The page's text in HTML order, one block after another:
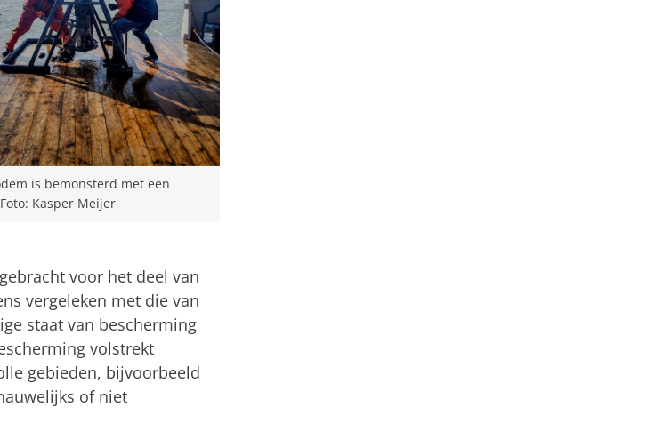
is bemonsterd met een
Kasper Meijer
voor het deel van
vergeleken met die van
staat van bescherming
volstrekt
gebieden, bijvoorbeeld
of niet